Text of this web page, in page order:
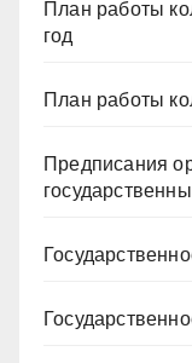
План работы
год
План работы
Предписания